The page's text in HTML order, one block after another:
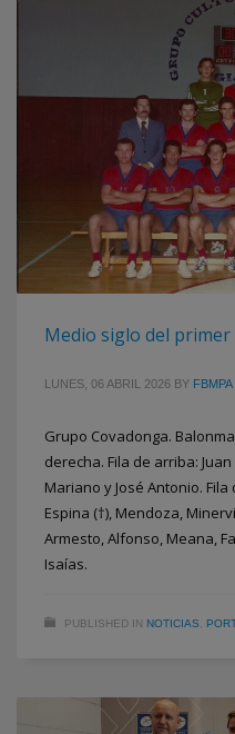
Medio siglo del primer
LUNES, 06 ABRIL 2026 BY FBMPA
Grupo Covadonga.
derecha. Fila de arriba:
Mariano y José Antonio.
Espina (†), Mendoza,
Armesto, Alfonso, Meana,
Isaías.
PUBLISHED IN NOTICIAS